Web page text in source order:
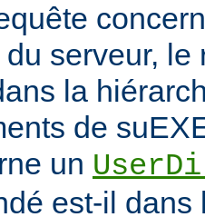
serveur,
la
de
un
est-il dans